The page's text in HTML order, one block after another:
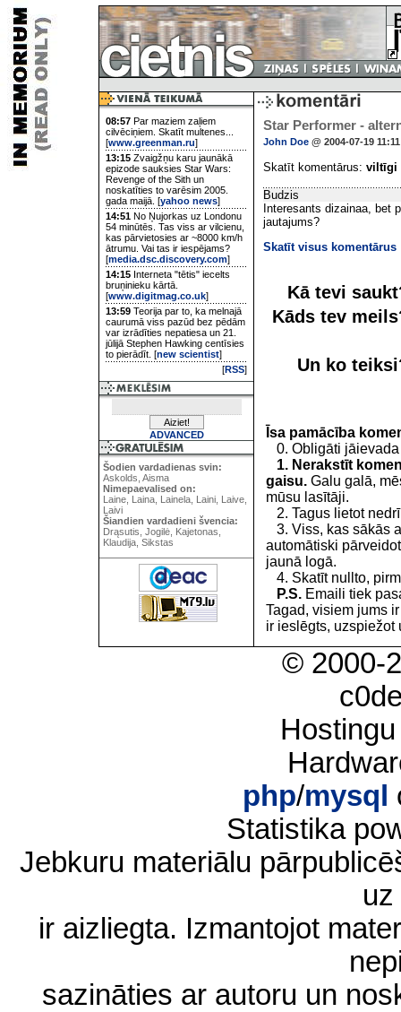
08:57 Par maziem zaļiem
cilvēciņiem. Skatīt multenes...
[www.greenman.ru]
13:15 Zvaigžņu karu jaunākā
epizode sauksies Star Wars:
Revenge of the Sith un
noskatīties to varēsim 2005.
gada maijā. [yahoo news]
14:51 No Ņujorkas uz Londonu
54 minūtēs. Tas viss ar vilcienu,
kas pārvietosies ar ~8000 km/h
ātrumu. Vai tas ir iespējams?
[media.dsc.discovery.com]
14:15 Interneta "tētis" iecelts
bruņinieku kārtā.
[www.digitmag.co.uk]
13:59 Teorija par to, ka melnajā
caurumā viss pazūd bez pēdām
var izrādīties nepatiesa un 21.
jūlijā Stephen Hawking centīsies
to pierādīt. [new scientist]
[RSS]
ADVANCED
Šodien vardadienas svin:
Askolds, Aisma
Nimepaevalised on:
Laine, Laina, Lainela, Laini, Laive,
Laivi
Šiandien vardadieni švencia:
Drąsutis, Jogilė, Kajetonas,
Klaudija, Sikstas
Star Performer -
John Doe @ 2004-07-19 11:11
Skatīt komentārus: viltīgi
Budzis
Interesants dizainaa, bet
jautajums?
Skatīt visus komentārus
Kā tevi
Kāds tev
Un ko
Īsa pamācība
0. Obligāti jāievada
1. Nerakstīt
gaisu. Galu galā,
mūsu lasītāji.
2. Tagus lietot
3. Viss, kas sākās
automātiski
jaunā logā.
4. Skatīt nullto,
P.S. Emaili tiek
Tagad, visiem jums
ir ieslēgts, uzspiežot
© 2000-
php/mysql
Statistika
Jebkuru materiālu
ir aizliegta. Izmantojot
sazināties ar autoru un